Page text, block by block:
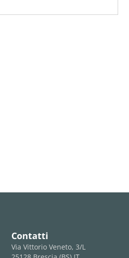
Contatti
Via Vittorio Veneto, 3/L